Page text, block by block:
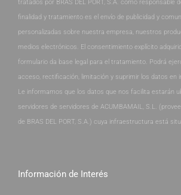
tratados por BRAS DEL PORT, S.A. como responsable
finalidad y tratamiento es el envío de publicidad y
personalizadas sobre nuestra empresa, nuestros
medios electrónicos. El consentimiento explícito
formulario da base legal para el tratamiento. Podrá
acceso, rectificación, limitación y suprimir los datos en
Le informamos que los datos que nos facilita estarán
servidores de servidores de ACUMBAMAIL, S.L.
de BRAS DEL PORT, S.A.) cuya infraestructura está
Información de Interés